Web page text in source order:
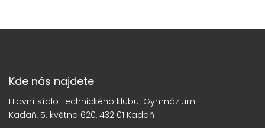
Kde nás najdete
Hlavní sídlo Technického klubu: Gymnázium
Kadaň, 5. května 620, 432 01 Kadaň